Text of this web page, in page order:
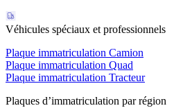
Véhicules spéciaux et professionnels
Plaque immatriculation Camion
Plaque immatriculation Quad
Plaque immatriculation Tracteur
Plaques d’immatriculation par région